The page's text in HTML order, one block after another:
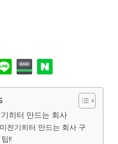
히터 만드는 회사
전기히터 만드는 회사 구
!!